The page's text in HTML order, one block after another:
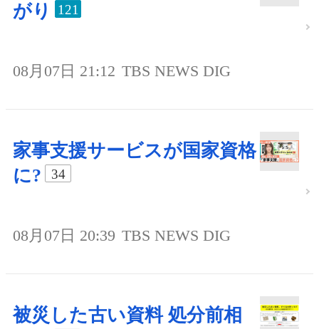
がり
121
08月07日 21:12 TBS NEWS DIG
家事支援サービスが国家資格
に?
34
08月07日 20:39 TBS NEWS DIG
被災した古い資料 処分前相